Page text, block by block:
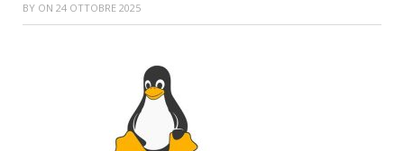
BY ON 24 OTTOBRE 2025